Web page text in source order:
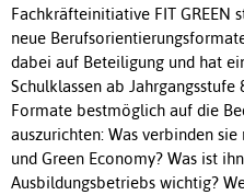
Fachkräfteinitiative FIT
neue
dabei auf Beteiligung und hat
Schulklassen ab
Formate bestmöglich auf die
auszurichten: Was verbinden
und Green Economy? Was ist
Ausbildungsbetriebs wichtig?